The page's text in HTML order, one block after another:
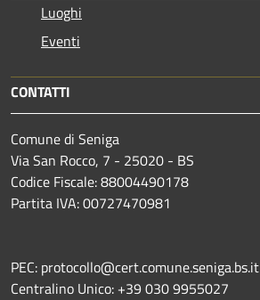
Luoghi
Eventi
CONTATTI
Comune di Seniga
Via San Rocco, 7 - 25020 - BS
Codice Fiscale: 88004490178
Partita IVA: 00727470981
PEC: protocollo@cert.comune.seniga.bs.it
Centralino Unico: +39 030 9955027